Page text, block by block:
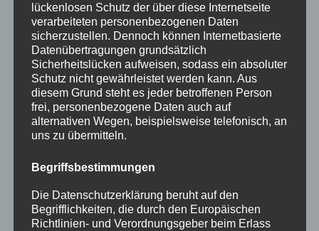
Kategorien
Allgemein
Amtliche Bekanntmachungen
Bürgerinformationen
Fortbildungen
Startseite
Veranstaltungen
lückenlosen Schutz der über diese Internetseite
verarbeiteten personenbezogenen Daten
sicherzustellen. Dennoch können Internetbasierte
Datenübertragungen grundsätzlich
Sicherheitslücken aufweisen, sodass ein absoluter
Schutz nicht gewährleistet werden kann. Aus
diesem Grund steht es jeder betroffenen Person
frei, personenbezogene Daten auch auf
alternativen Wegen, beispielsweise telefonisch, an
uns zu übermitteln.
Begriffsbestimmungen
Die Datenschutzerklärung beruht auf den
Begrifflichkeiten, die durch den Europäischen
Richtlinien- und Verordnungsgeber beim Erlass